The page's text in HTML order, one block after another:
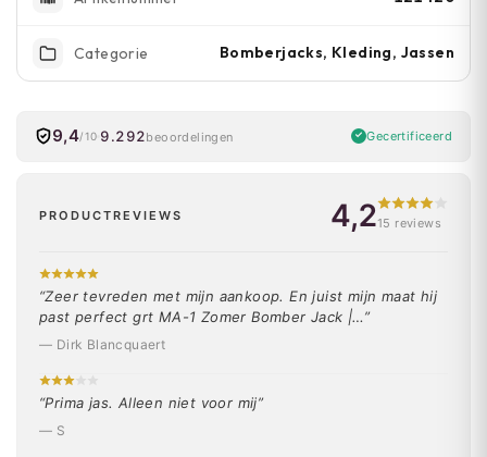
Categorie Bomberjacks, Kleding, Jassen
9,4/10 9.292beoordelingen Gecertificeerd
PRODUCTREVIEWS 4,215 reviews
“Zeer tevreden met mijn aankoop. En juist mijn maat hij
past perfect grt MA-1 Zomer Bomber Jack |…”
— Dirk Blancquaert
“Prima jas. Alleen niet voor mij”
— S